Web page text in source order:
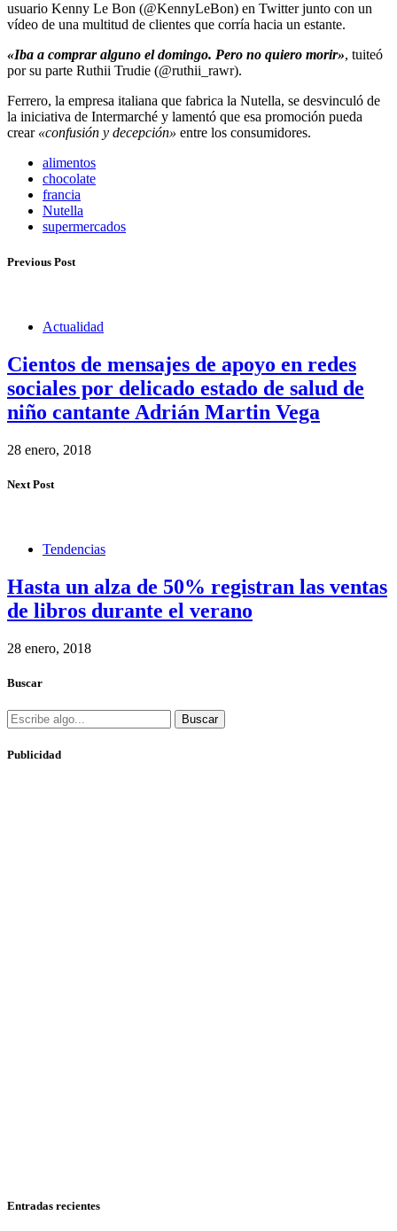
usuario Kenny Le Bon (@KennyLeBon) en Twitter junto con un
vídeo de una multitud de clientes que corría hacia un estante.
«Iba a comprar alguno el domingo. Pero no quiero morir», tuiteó
por su parte Ruthii Trudie (@ruthii_rawr).
Ferrero, la empresa italiana que fabrica la Nutella, se desvinculó de
la iniciativa de Intermarché y lamentó que esa promoción pueda
crear «confusión y decepción» entre los consumidores.
alimentos
chocolate
francia
Nutella
supermercados
Previous Post
Actualidad
Cientos de mensajes de apoyo en redes
sociales por delicado estado de salud de
niño cantante Adrián Martin Vega
28 enero, 2018
Next Post
Tendencias
Hasta un alza de 50% registran las ventas
de libros durante el verano
28 enero, 2018
Buscar
Buscar
Publicidad
Entradas recientes